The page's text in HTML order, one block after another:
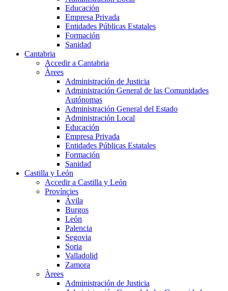
Educación
Empresa Privada
Entidades Públicas Estatales
Formación
Sanidad
Cantabria
Accedir a Cantabria
Àrees
Administración de Justicia
Administración General de las Comunidades
Autónomas
Administración General del Estado
Administración Local
Educación
Empresa Privada
Entidades Públicas Estatales
Formación
Sanidad
Castilla y León
Accedir a Castilla y León
Províncies
Ávila
Burgos
León
Palencia
Segovia
Soria
Valladolid
Zamora
Àrees
Administración de Justicia